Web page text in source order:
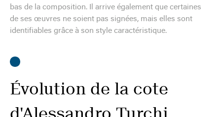
bas de la composition. Il arrive également que certaines
de ses œuvres ne soient pas signées, mais elles sont
identifiables grâce à son style caractéristique.
Évolution de la cote